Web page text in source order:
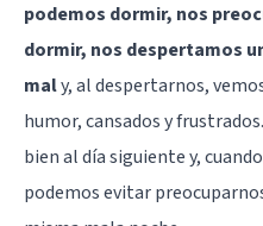
podemos dormir, nos
dormir, nos despertamos
maly, al despertarnos,
humor, cansados y
bien al día siguiente y,
podemos evitar